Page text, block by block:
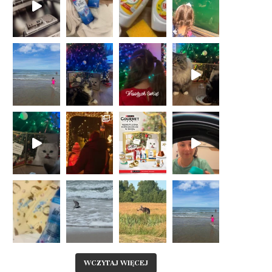
WCZYTAJ WIĘCEJ